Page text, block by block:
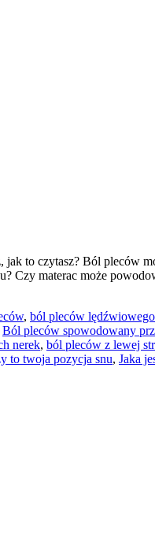
to czytasz? Ból pleców
Czy materac może
, ból pleców lędźwiowego
Ból pleców spowodowany
nerek, ból pleców z lewej
to twoja pozycja snu, Jaka